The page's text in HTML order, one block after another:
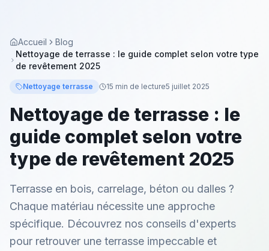
Accueil
Blog
Nettoyage de terrasse : le guide complet selon votre type
de revêtement 2025
Nettoyage terrasse 15 min de lecture5 juillet 2025
Nettoyage de terrasse : le
guide complet selon votre
type de revêtement 2025
Terrasse en bois, carrelage, béton ou dalles ?
Chaque matériau nécessite une approche
spécifique. Découvrez nos conseils d'experts
pour retrouver une terrasse impeccable et